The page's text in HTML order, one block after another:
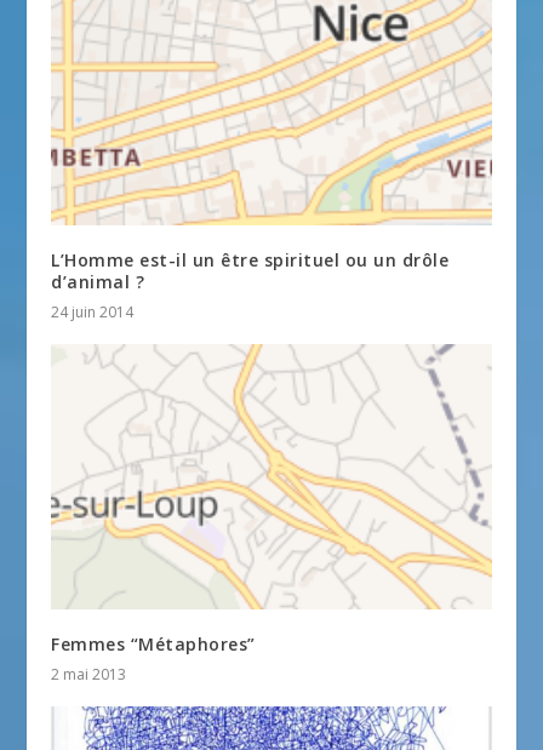
L’Homme est-il un être spirituel ou un drôle
d’animal ?
24 juin 2014
Femmes “Métaphores”
2 mai 2013